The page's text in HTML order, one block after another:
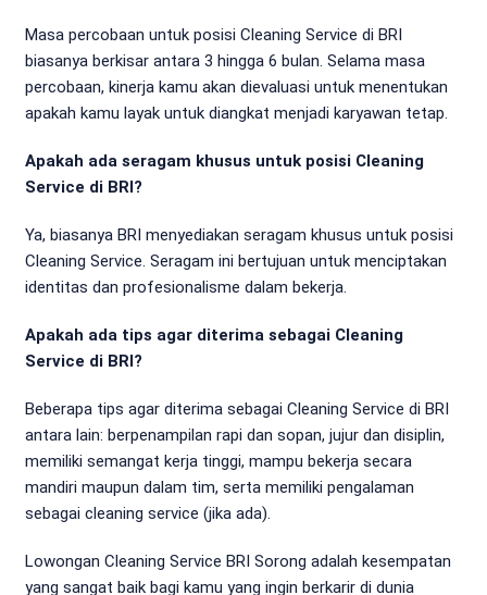
Masa percobaan untuk posisi Cleaning Service di BRI
biasanya berkisar antara 3 hingga 6 bulan. Selama masa
percobaan, kinerja kamu akan dievaluasi untuk menentukan
apakah kamu layak untuk diangkat menjadi karyawan tetap.
Apakah ada seragam khusus untuk posisi Cleaning
Service di BRI?
Ya, biasanya BRI menyediakan seragam khusus untuk posisi
Cleaning Service. Seragam ini bertujuan untuk menciptakan
identitas dan profesionalisme dalam bekerja.
Apakah ada tips agar diterima sebagai Cleaning
Service di BRI?
Beberapa tips agar diterima sebagai Cleaning Service di BRI
antara lain: berpenampilan rapi dan sopan, jujur dan disiplin,
memiliki semangat kerja tinggi, mampu bekerja secara
mandiri maupun dalam tim, serta memiliki pengalaman
sebagai cleaning service (jika ada).
Lowongan Cleaning Service BRI Sorong adalah kesempatan
yang sangat baik bagi kamu yang ingin berkarir di dunia